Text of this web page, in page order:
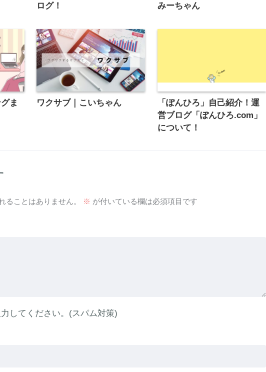
ログ！
みーちゃん
ま
ワクサブ｜こいちゃん
「ぽんひろ」自己紹介！運
営ブログ「ぽんひろ.com」
について！
ることはありません。 ※ が付いている欄は必須項目です
してください。(スパム対策)